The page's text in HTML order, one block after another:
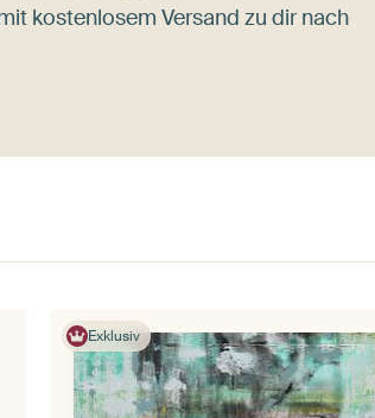
kostenlosem Versand zu dir nach
Exklusiv